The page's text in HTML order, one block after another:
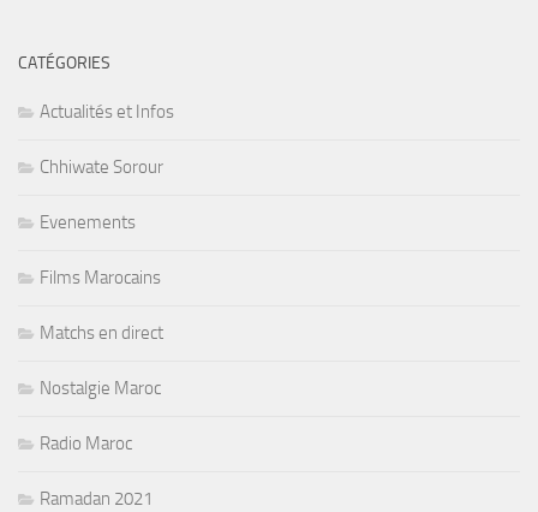
CATÉGORIES
Actualités et Infos
Chhiwate Sorour
Evenements
Films Marocains
Matchs en direct
Nostalgie Maroc
Radio Maroc
Ramadan 2021